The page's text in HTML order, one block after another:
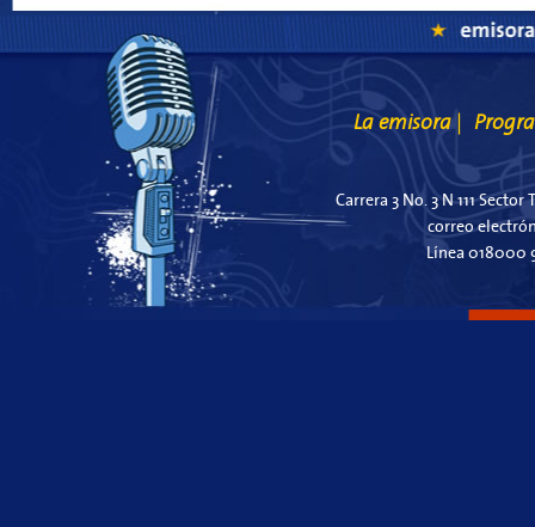
La emisora
Carrera 3 No. 3 N 111
correo
Línea 018000